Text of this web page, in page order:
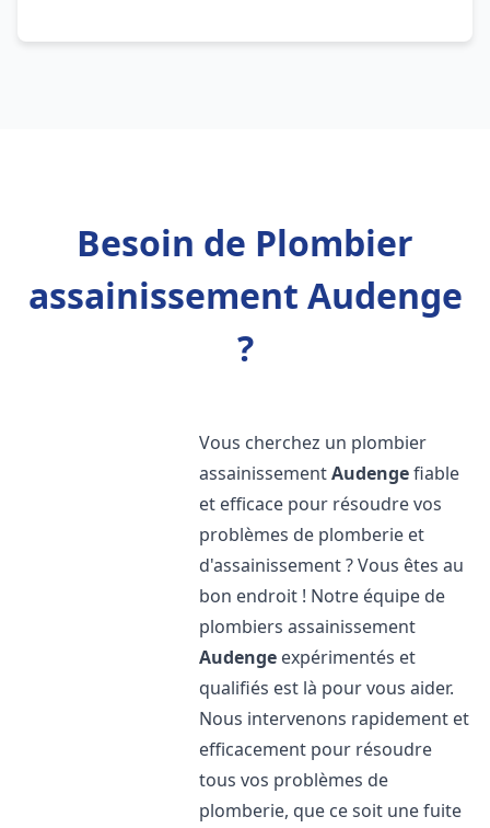
Besoin de Plombier
assainissement Audenge
?
Vous cherchez un plombier
assainissementAudengefiable
et efficace pour résoudre vos
problèmes de plomberie et
d'assainissement ? Vous êtes au
bon endroit ! Notre équipe de
plombiers assainissement
Audenge expérimentés et
qualifiés est là pour vous aider.
Nous intervenons rapidement et
efficacement pour résoudre
tous vos problèmes de
plomberie, que ce soit une fuite